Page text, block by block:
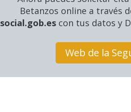
Betanzos online a través
social.gob.escon tus datos y
Web de la